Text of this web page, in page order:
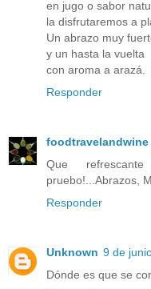
en jugo o sabor
la disfrutaremos a
Un abrazo muy
y un hasta la vuelta
con aroma a arazá.
Responder
foodtravelandwine
Que
pruebo!...Abrazos,
Responder
Unknown 9 de
Dónde es que se